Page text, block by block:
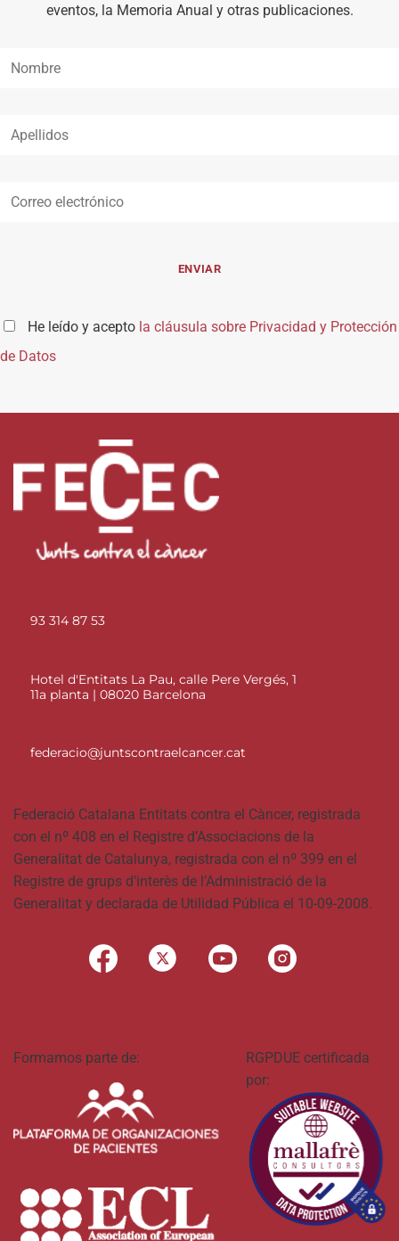
eventos, la Memoria Anual y otras publicaciones.
He leído y acepto la cláusula sobre Privacidad y Protección
de Datos
93 314 87 53
Hotel d'Entitats La Pau, calle Pere Vergés, 1
11a planta | 08020 Barcelona
federacio@juntscontraelcancer.cat
Federació Catalana Entitats contra el Càncer, registrada
con el nº 408 en el Registre d’Associacions de la
Generalitat de Catalunya, registrada con el nº 399 en el
Registre de grups d’interès de l’Administració de la
Generalitat y declarada de Utilidad Pública el 10-09-2008.
Formamos parte de:
RGPDUE certificada
por: